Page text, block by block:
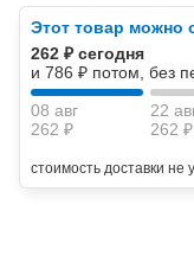
НЛП
Этот товар можно
262 ₽ сегодня
и 786 ₽ потом, без
08 авг
262 ₽
22
262 ₽
стоимость доставки не